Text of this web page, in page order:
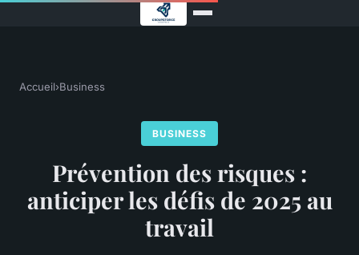
Accueil›Business
BUSINESS
Prévention des risques :
anticiper les défis de 2025 au
travail